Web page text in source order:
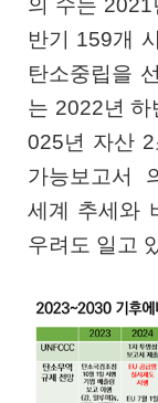
의 수는
반기 159개
탄소중립을
는 2022년 하
025년 자산
가능보고서
세계 추세와
우려도 일고